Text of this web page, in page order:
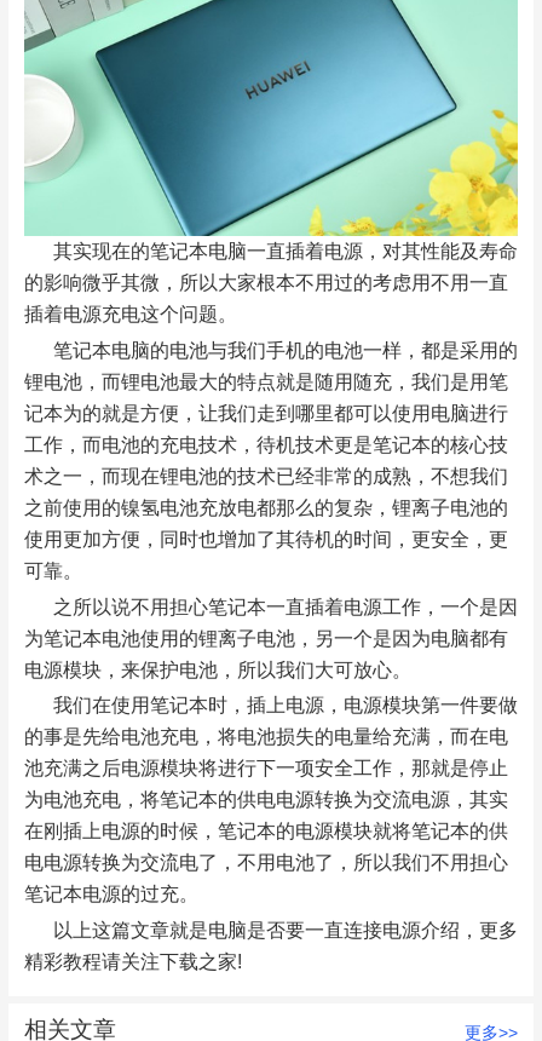
其实现在的笔记本电脑一直插着电源，对其性能及寿命
的影响微乎其微，所以大家根本不用过的考虑用不用一直
插着电源充电这个问题。
笔记本电脑的电池与我们手机的电池一样，都是采用的
锂电池，而锂电池最大的特点就是随用随充，我们是用笔
记本为的就是方便，让我们走到哪里都可以使用电脑进行
工作，而电池的充电技术，待机技术更是笔记本的核心技
术之一，而现在锂电池的技术已经非常的成熟，不想我们
之前使用的镍氢电池充放电都那么的复杂，锂离子电池的
使用更加方便，同时也增加了其待机的时间，更安全，更
可靠。
之所以说不用担心笔记本一直插着电源工作，一个是因
为笔记本电池使用的锂离子电池，另一个是因为电脑都有
电源模块，来保护电池，所以我们大可放心。
我们在使用笔记本时，插上电源，电源模块第一件要做
的事是先给电池充电，将电池损失的电量给充满，而在电
池充满之后电源模块将进行下一项安全工作，那就是停止
为电池充电，将笔记本的供电电源转换为交流电源，其实
在刚插上电源的时候，笔记本的电源模块就将笔记本的供
电电源转换为交流电了，不用电池了，所以我们不用担心
笔记本电源的过充。
以上这篇文章就是电脑是否要一直连接电源介绍，更多
精彩教程请关注下载之家!
相关文章 更多>>